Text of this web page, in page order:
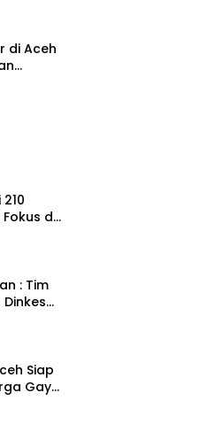
di Aceh
Fokus di
: Tim
Siap
Gayo